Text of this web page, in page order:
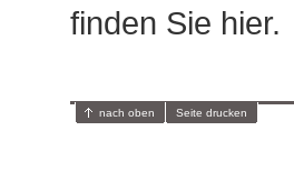
finden Sie hier.
nach oben Seite drucken